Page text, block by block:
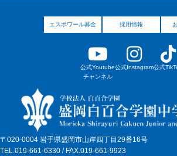
エスポワール募金 採用情報
公式Youtube
チャンネル
公式Instagram公式
〒020-0004 岩手県盛岡市山岸四丁目29番16号
TEL.019-661-6330 / FAX.019-661-9923